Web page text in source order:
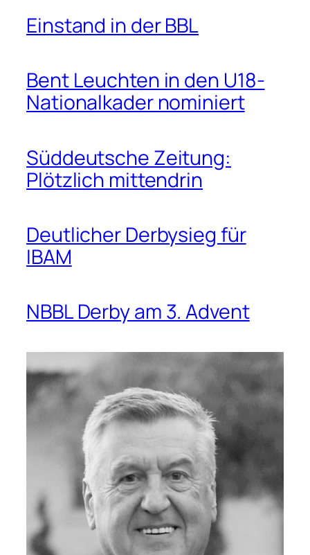
Einstand in der BBL
Bent Leuchten in den U18-
Nationalkader nominiert
Süddeutsche Zeitung:
Plötzlich mittendrin
Deutlicher Derbysieg für
IBAM
NBBL Derby am 3. Advent